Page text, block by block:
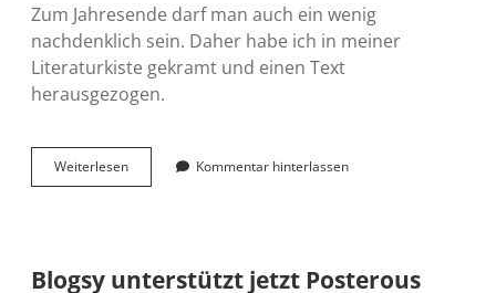
Zum Jahresende darf man auch ein wenig
nachdenklich sein. Daher habe ich in meiner
Literaturkiste gekramt und einen Text
herausgezogen.
WeiterlesenAuf
ein
Kommentar hinterlassen
Blogsy unterstützt jetzt Posterous